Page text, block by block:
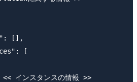
[],
[
インスタンスの情報 >>